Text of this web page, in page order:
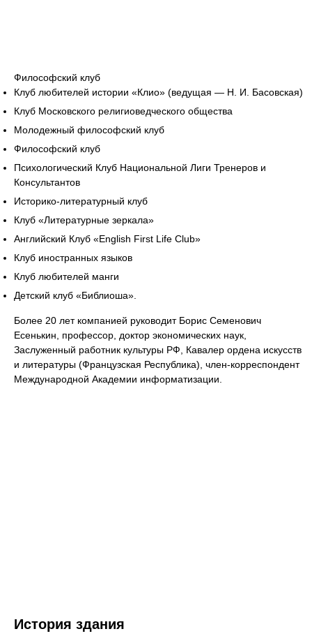
Философский клуб
Клуб любителей истории «Клио» (ведущая — Н. И. Басовская)
Клуб Московского религиоведческого общества
Молодежный философский клуб
Философский клуб
Психологический Клуб Национальной Лиги Тренеров и
Консультантов
Историко-литературный клуб
Клуб «Литературные зеркала»
Английский Клуб «English First Life Club»
Клуб иностранных языков
Клуб любителей манги
Детский клуб «Библиоша».
Более 20 лет компанией руководит Борис Семенович
Есенькин, профессор, доктор экономических наук,
Заслуженный работник культуры РФ, Кавалер ордена искусств
и литературы (Французская Республика), член-корреспондент
Международной Академии информатизации.
История здания